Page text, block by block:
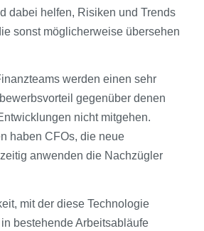
dabei helfen, Risiken und Trends
sonst möglicherweise übersehen
werden einen sehr
gegenüber denen
nicht mitgehen.
haben CFOs, die neue
anwenden die Nachzügler
mit der diese Technologie
bestehende Arbeitsabläufe